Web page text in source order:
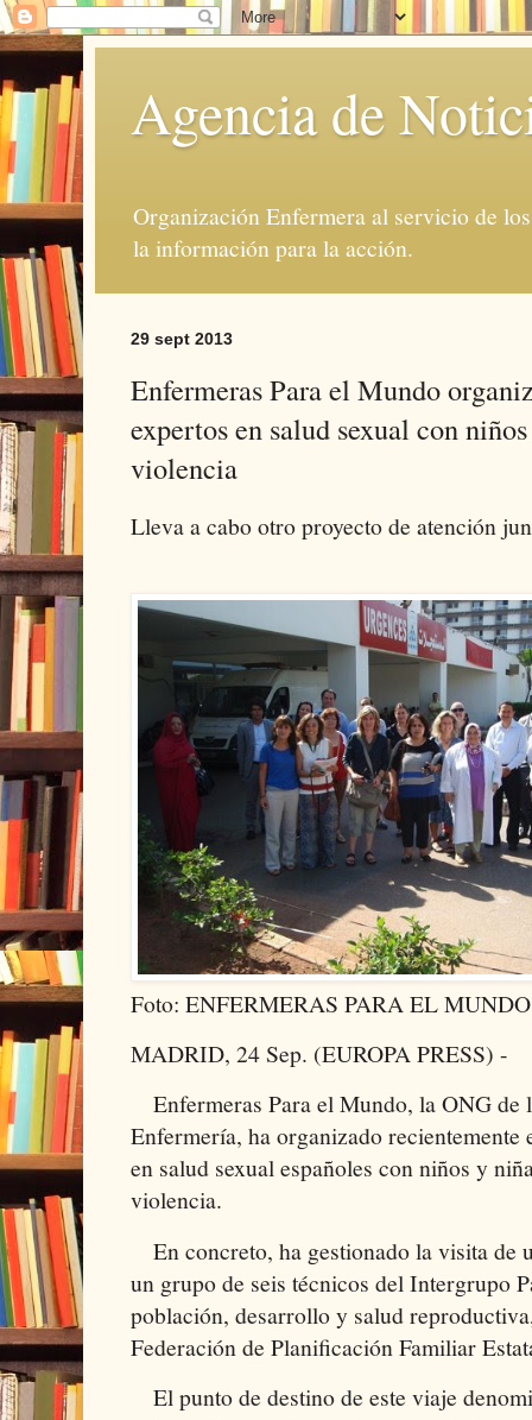
Agencia de
Organización Enfermera al servicio de
la información para la acción.
29 sept 2013
Enfermeras Para el Mundo
expertos en salud sexual con
violencia
Lleva a cabo otro proyecto de atención
Foto: ENFERMERAS PARA EL MUNDO
MADRID, 24 Sep. (EUROPA PRESS) -
Enfermeras Para el Mundo, la ONG de
Enfermería, ha organizado recientemente
en salud sexual españoles con niños y
violencia.
En concreto, ha gestionado la visita de
un grupo de seis técnicos del Intergrupo
población, desarrollo y salud
Federación de Planificación Familiar
El punto de destino de este viaje